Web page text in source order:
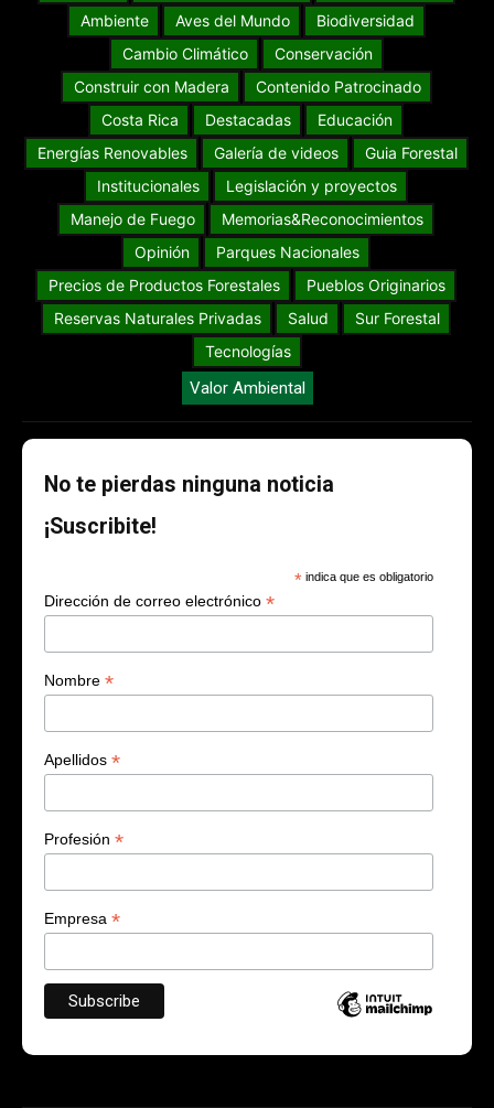
Ambiente
Aves del Mundo
Biodiversidad
Cambio Climático
Conservación
Construir con Madera
Contenido Patrocinado
Costa Rica
Destacadas
Educación
Energías Renovables
Galería de videos
Guia Forestal
Institucionales
Legislación y proyectos
Manejo de Fuego
Memorias&Reconocimientos
Opinión
Parques Nacionales
Precios de Productos Forestales
Pueblos Originarios
Reservas Naturales Privadas
Salud
Sur Forestal
Tecnologías
Valor Ambiental
No te pierdas ninguna noticia
¡Suscribite!
* indica que es obligatorio
Dirección de correo electrónico *
Nombre *
Apellidos *
Profesión *
Empresa *